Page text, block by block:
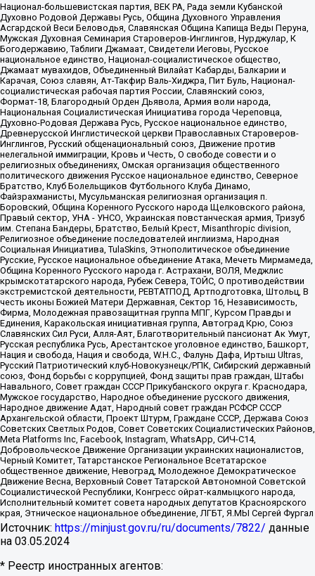
Национал-большевистская партия, ВЕК РА, Рада земли Кубанской
Духовно Родовой Державы Русь, Община Духовного Управления
Асгардской Веси Беловодья, Славянская Община Капища Веды Перуна,
Мужская Духовная Семинария Староверов-Инглингов, Нурджулар, К
Богодержавию, Таблиги Джамаат, Свидетели Иеговы, Русское
национальное единство, Национал-социалистическое общество,
Джамаат мувахидов, Объединенный Вилайат Кабарды, Балкарии и
Карачая, Союз славян, Ат-Такфир Валь-Хиджра, Пит Буль, Национал-
социалистическая рабочая партия России, Славянский союз,
Формат-18, Благородный Орден Дьявола, Армия воли народа,
Национальная Социалистическая Инициатива города Череповца,
Духовно-Родовая Держава Русь, Русское национальное единство,
Древнерусской Инглистической церкви Православных Староверов-
Инглингов, Русский общенациональный союз, Движение против
нелегальной иммиграции, Кровь и Честь, О свободе совести и о
религиозных объединениях, Омская организация общественного
политического движения Русское национальное единство, Северное
Братство, Клуб Болельщиков Футбольного Клуба Динамо,
Файзрахманисты, Мусульманская религиозная организация п.
Боровский, Община Коренного Русского народа Щелковского района,
Правый сектор, УНА - УНСО, Украинская повстанческая армия, Тризуб
им. Степана Бандеры, Братство, Белый Крест, Misanthropic division,
Религиозное объединение последователей инглиизма, Народная
Социальная Инициатива, TulaSkins, Этнополитическое объединение
Русские, Русское национальное объединение Атака, Мечеть Мирмамеда,
Община Коренного Русского народа г. Астрахани, ВОЛЯ, Меджлис
крымскотатарского народа, Рубеж Севера, ТОЙС, О противодействии
экстремистской деятельности, РЕВТАТПОД, Артподготовка, Штольц, В
честь иконы Божией Матери Державная, Сектор 16, Независимость,
Фирма, Молодежная правозащитная группа МПГ, Курсом Правды и
Единения, Каракольская инициативная группа, Автоград Крю, Союз
Славянских Сил Руси, Алля-Аят, Благотворительный пансионат Ак Умут,
Русская республика Русь, Арестантское уголовное единство, Башкорт,
Нация и свобода, Нация и свобода, W.H.С., Фалунь Дафа, Иртыш Ultras,
Русский Патриотический клуб-Новокузнецк/РПК, Сибирский державный
союз, Фонд борьбы с коррупцией, Фонд защиты прав граждан, Штабы
Навального, Совет граждан СССР Прикубанского округа г. Краснодара,
Мужское государство, Народное объединение русского движения,
Народное движение Адат, Народный совет граждан РСФСР СССР
Архангельской области, Проект Штурм, Граждане СССР, Держава Союз
Советских Светлых Родов, Совет Советских Социалистических Районов,
Meta Platforms Inc, Facebook, Instagram, WhatsApp, СИЧ-С14,
Добровольческое Движение Организации украинских националистов,
Черный Комитет, Татарстанское Региональное Всетатарское
общественное движение, Невоград, Молодежное Демократическое
Движение Весна, Верховный Совет Татарской Автономной Советской
Социалистической Республики, Конгресс ойрат-калмыцкого народа,
Исполнительный комитет совета народных депутатов Красноярского
края, Этническое национальное объединение, ЛГБТ, Я.МЫ Сергей Фургал
Источник: https://minjust.gov.ru/ru/documents/7822/ данные
на 03.05.2024
* Реестр иностранных агентов: